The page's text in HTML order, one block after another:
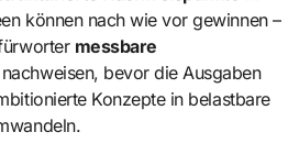
können nach wie vor gewinnen –
messbare
nachweisen, bevor die Ausgaben
Konzepte in belastbare